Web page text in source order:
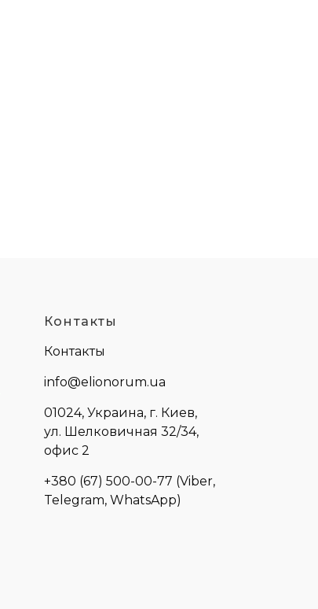
Контакты
Контакты
info@elionorum.ua
01024, Украина, г. Киев,
ул. Шелковичная 32/34,
офис 2
+380 (67) 500-00-77 (Viber,
Telegram, WhatsApp)